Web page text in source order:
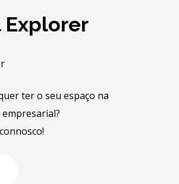
ter o seu espaço na